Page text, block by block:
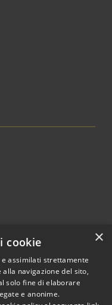
Copyright © 2021 •
×
cookie
assimilati strettamente
navigazione del sito,
solo fine di elaborare
e anonime.